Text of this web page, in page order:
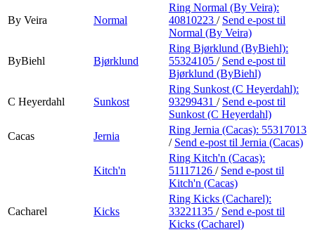
By Veira Normal
Ring Normal (By Veira):
40810223 / Send e-post til
Normal (By Veira)
ByBiehl Bjørklund
Ring Bjørklund (ByBiehl):
55324105 / Send e-post til
Bjørklund (ByBiehl)
C Heyerdahl Sunkost
Ring Sunkost (C Heyerdahl):
93299431 / Send e-post til
Sunkost (C Heyerdahl)
Cacas
Jernia
Ring Jernia (Cacas): 55317013
/ Send e-post til Jernia (Cacas)
Kitch'n
Ring Kitch'n (Cacas):
51117126 / Send e-post til
Kitch'n (Cacas)
Cacharel Kicks
Ring Kicks (Cacharel):
33221135 / Send e-post til
Kicks (Cacharel)